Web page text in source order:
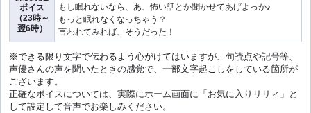
ボイス
（23時～
翌6時）
もし眠れないなら、あ、怖い話とか聞かせてあげよっか♪
もっと眠れなくなっちゃう？
言われてみれば、そうだった！
※できる限り文字で伝わるよう心がけてはいますが、句読点や記号等、
声優さんの声を聞いたときの感覚で、一部文字起こしをしている箇所が
ございます。
正確なボイスについては、実際にホーム画面に「お気に入りリリィ」と
して設定して音声でお楽しみください。